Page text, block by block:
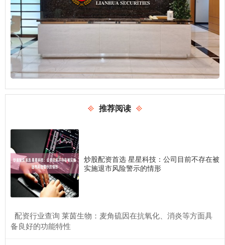
推荐阅读
炒股配资首选 星星科技：公司目前不存在被
实施退市风险警示的情形
​配资行业查询 莱茵生物：麦角硫因在抗氧化、消炎等方面具
备良好的功能特性